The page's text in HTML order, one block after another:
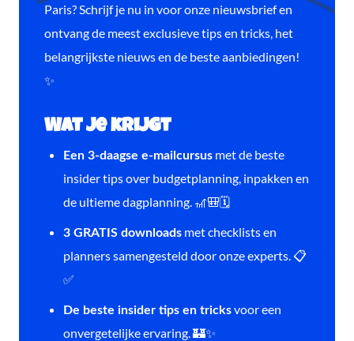
Paris? Schrijf je nu in voor onze nieuwsbrief en
ontvang de meest exclusieve tips en tricks, het
belangrijkste nieuws en de beste aanbiedingen!
✨
Wat je krijgt
Een 3-daagse e-mailcursus met de beste
insider tips over budgetplanning, inpakken en
de ultieme dagplanning. 🎢🎒🗓️
3 GRATIS downloads met checklists en
planners samengesteld door onze experts. 📋
✅
De beste insider tips en tricksvoor een
onvergetelijke ervaring. 🏰✨